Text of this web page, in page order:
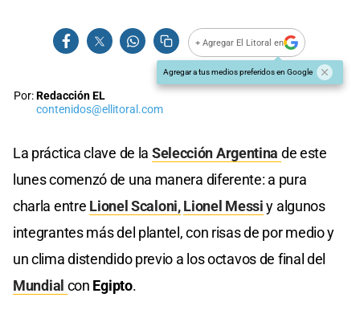
+ Agregar El Litoral en
Agregar a tus medios preferidos en Google
Por:Redacción EL
contenidos@ellitoral.com
La práctica clave de la Selección Argentina de este
lunes comenzó de una manera diferente: a pura
charla entre Lionel Scaloni, Lionel Messiy algunos
integrantes más del plantel, con risas de por medio y
un clima distendido previo a los octavos de final del
Mundial con Egipto.